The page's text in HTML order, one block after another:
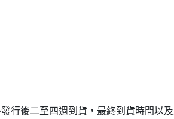
行後二至四週到貨，最終到貨時間以